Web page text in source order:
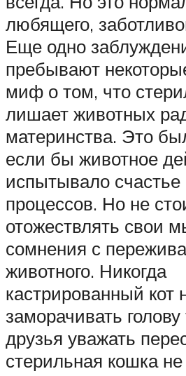
любящего,
Еще одно
пребывают
миф о том, что
лишает животных
материнства. Это
если бы животное
испытывало
процессов. Но не
отожествлять свои
сомнения с
животного. Никогда
кастрированный кот
заморачивать
друзья уважать
стерильная кошка